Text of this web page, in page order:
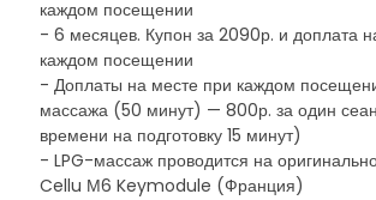
каждом посещении
- 6 месяцев. Купон за 2090р. и доплата
каждом посещении
- Доплаты на месте при каждом
массажа (50 минут) — 800р. за один
времени на подготовку 15 минут)
- LPG-массаж проводится на
Cellu М6 Keymodule (Франция)